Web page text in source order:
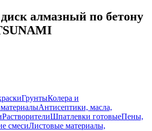
алмазный по бетону
ГрунтыКолера и
Антисептики, масла,
РастворителиШпатлевки готовыеПены,
смесиЛистовые материалы,